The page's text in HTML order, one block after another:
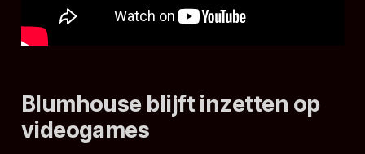
Blumhouse blijft inzetten op
videogames